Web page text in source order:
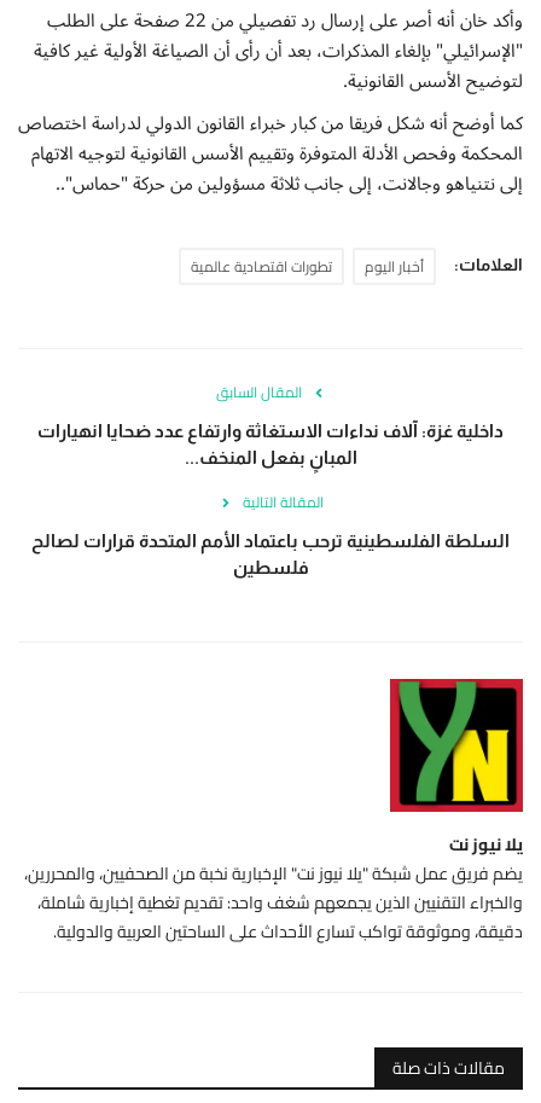
وأكد خان أنه أصر على إرسال رد تفصيلي من 22 صفحة على الطلب
"الإسرائيلي" بإلغاء المذكرات، بعد أن رأى أن الصياغة الأولية غير كافية
لتوضيح الأسس القانونية.
كما أوضح أنه شكل فريقا من كبار خبراء القانون الدولي لدراسة اختصاص
المحكمة وفحص الأدلة المتوفرة وتقييم الأسس القانونية لتوجيه الاتهام
إلى نتنياهو وجالانت، إلى جانب ثلاثة مسؤولين من حركة "حماس"..
العلامات: أخبار اليوم تطورات اقتصادية عالمية
المقال السابق
داخلية غزة: آلاف نداءات الاستغاثة وارتفاع عدد ضحايا انهيارات
المبانٍ بفعل المنخف...
المقالة التالية
السلطة الفلسطينية ترحب باعتماد الأمم المتحدة قرارات لصالح
فلسطين
يلا نيوز نت
يضم فريق عمل شبكة "يلا نيوز نت" الإخبارية نخبة من الصحفيين، والمحررين،
والخبراء التقنيين الذين يجمعهم شغف واحد: تقديم تغطية إخبارية شاملة،
دقيقة، وموثوقة تواكب تسارع الأحداث على الساحتين العربية والدولية.
مقالات ذات صلة